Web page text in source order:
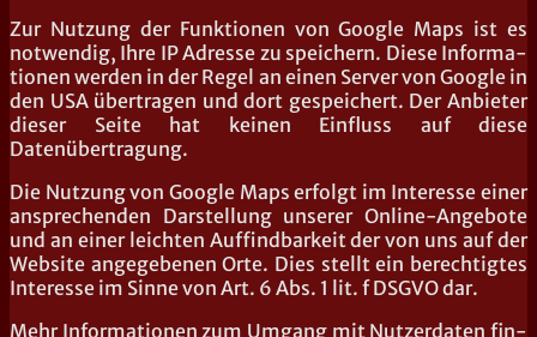
Zur Nut­zung der Funk­tio­nen von Goog­le Maps ist es
not­wen­dig, Ihre IP Adres­se zu spei­chern. Die­se Infor­ma­
tio­nen wer­den in der Regel an einen Ser­ver von Goog­le in
den USA über­tra­gen und dort gespei­chert. Der Anbie­ter
die­ser Sei­te hat kei­nen Ein­fluss auf die­se
Datenübertragung.
Die Nut­zung von Goog­le Maps erfolgt im Inter­es­se einer
anspre­chen­den Dar­stel­lung unse­rer Online-Ange­bo­te
und an einer leich­ten Auf­find­bar­keit der von uns auf der
Web­site ange­ge­be­nen Orte. Dies stellt ein berech­tig­tes
Inter­es­se im Sin­ne von Art. 6 Abs. 1 lit. f DSGVO dar.
Mehr Infor­ma­tio­nen zum Umgang mit Nut­zer­da­ten fin­